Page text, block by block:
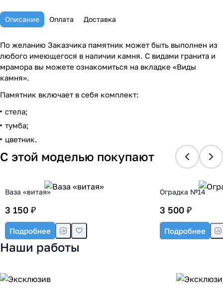
Описание Оплата Доставка
По желанию Заказчика памятник может быть выполнен из
любого имеющегося в наличии камня. С видами гранита и
мрамора вы можете ознакомиться на вкладке «Виды
камня».
Памятник включает в себя комплект:
стела;
тумба;
цветник.
С этой моделью покупают
Ваза «витая»
3 150 ₽
Подробнее
Оградка №14
3 500 ₽
Подробнее
Наши работы